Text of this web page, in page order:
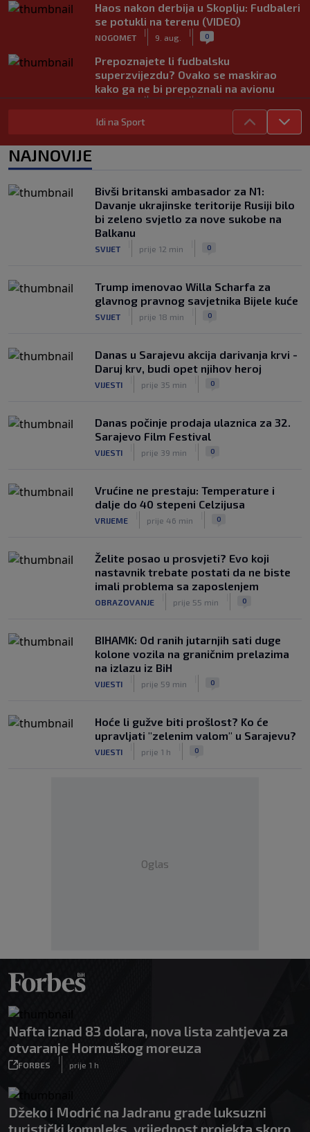
Haos nakon derbija u Skoplju: Fudbaleri
se potukli na terenu (VIDEO)
NOGOMET
|
9. aug.
| 0
Prepoznajete li fudbalsku
superzvijezdu? Ovako se maskirao
kako ga ne bi prepoznali na avionu
| |
Plaćen 100 miliona, pa zbog dopinga
Borac ubjedljiv protiv Veleža u Banjoj
Luci, meč obilježio i veliki prekid
NOGOMET
|
9. aug.
| 0
Idi na Sport
NAJNOVIJE
Bivši britanski ambasador za N1:
Davanje ukrajinske teritorije Rusiji bilo
bi zeleno svjetlo za nove sukobe na
Balkanu
SVIJET prije 12 min 0
Trump imenovao Willa Scharfa za
glavnog pravnog savjetnika Bijele kuće
SVIJET prije 18 min 0
Danas u Sarajevu akcija darivanja krvi -
Daruj krv, budi opet njihov heroj
VIJESTI prije 35 min 0
Danas počinje prodaja ulaznica za 32.
Sarajevo Film Festival
VIJESTI prije 39 min 0
Vrućine ne prestaju: Temperature i
dalje do 40 stepeni Celzijusa
VRIJEME prije 46 min 0
Želite posao u prosvjeti? Evo koji
nastavnik trebate postati da ne biste
imali problema sa zaposlenjem
OBRAZOVANJE prije 55 min 0
BIHAMK: Od ranih jutarnjih sati duge
kolone vozila na graničnim prelazima
na izlazu iz BiH
VIJESTI prije 59 min 0
Hoće li gužve biti prošlost? Ko će
upravljati "zelenim valom" u Sarajevu?
VIJESTI prije 1 h 0
Oglas
Nafta iznad 83 dolara, nova lista zahtjeva za
otvaranje Hormuškog moreuza
FORBES
|
prije 1 h
Džeko i Modrić na Jadranu grade luksuzni
turistički kompleks, vrijednost projekta skoro